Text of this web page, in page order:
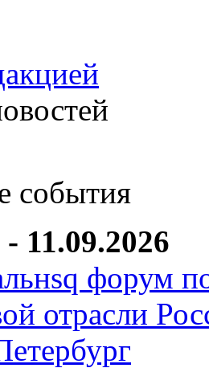
события
11.09.2026
форум
отрасли